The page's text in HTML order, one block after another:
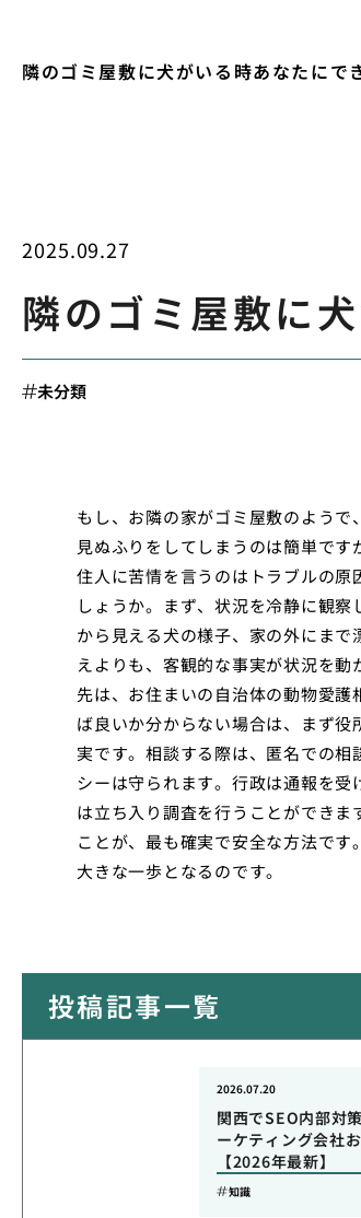
隣のゴミ屋敷に犬がいる時あなたにで
2025.09.27
隣のゴミ屋敷に
未分類
もし、お隣の家がゴミ屋敷のよう
見ぬふりをしてしまうのは簡単で
住人に苦情を言うのはトラブルの
しょうか。まず、状況を冷静に観
から見える犬の様子、家の外にま
えよりも、客観的な事実が状況を
先は、お住まいの自治体の動物愛
ば良いか分からない場合は、まず
実です。相談する際は、匿名での
シーは守られます。行政は通報を
は立ち入り調査を行うことができ
ことが、最も確実で安全な方法です
大きな一歩となるのです。
投稿記事一覧
関西でSEO内部対
ーケティング会社
【2026年最新】
2026.07.20
知識